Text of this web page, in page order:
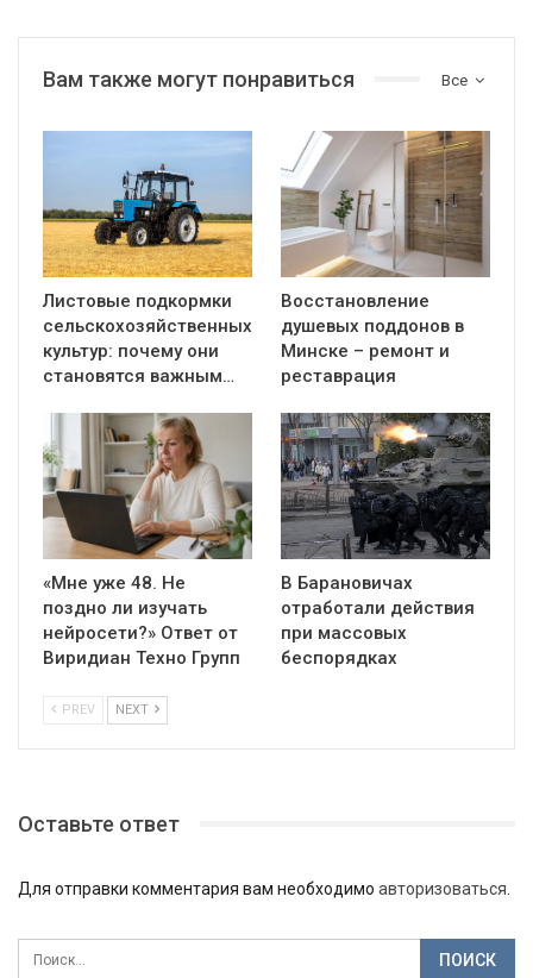
Все
Вам также могут понравиться
Листовые подкормки
сельскохозяйственных
культур: почему они
становятся важным…
Восстановление
душевых поддонов в
Минске – ремонт и
реставрация
«Мне уже 48. Не
поздно ли изучать
нейросети?» Ответ от
Виридиан Техно Групп
В Барановичах
отработали действия
при массовых
беспорядках
PREV NEXT
Оставьте ответ
Для отправки комментария вам необходимо авторизоваться